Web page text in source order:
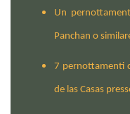
Un
Panchan o
7 pernottamenti
de las Casas